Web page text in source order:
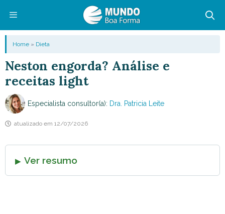
conteúdo
Menu
Home » Dieta
Neston engorda? Análise e
receitas light
Especialista consultor(a): Dra. Patricia Leite
atualizado em 12/07/2026
Ver resumo